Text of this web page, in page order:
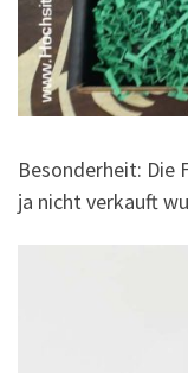
Besonderheit: Die
ja nicht verkauft